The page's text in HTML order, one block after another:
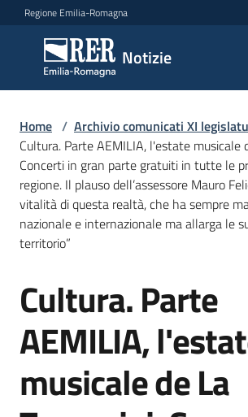
Vai al contenuto
Vai alla navigazione
Vai al footer
Regione Emilia-Romagna
Notizie
Notizie
Comunicati
stampa
Cerca
un
comunicato
Agenzia
di
Home / Archivio comunicati XI
Cultura. Parte AEMILIA, l'estate musicale
Concerti in gran parte gratuiti in tutte le
regione. Il plauso dell’assessore Mauro
vitalità di questa realtà, che ha sempre
nazionale e internazionale ma allarga le
territorio”
Salta al contenuto
Cultura. Parte
AEMILIA,
musicale de La